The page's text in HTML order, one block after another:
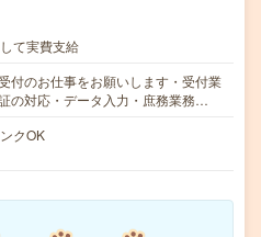
て実費支給
付のお仕事をお願いします・受付業
の対応・データ入力・庶務業務…
クOK